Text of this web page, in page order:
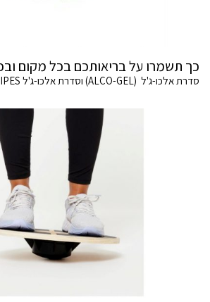
כך תשמרו על בריאותכם בכל מקום
סדרת אלכו-ג'ל (ALCO-GEL) וסדרת אלכו-ג'ל PHARMA WIPES